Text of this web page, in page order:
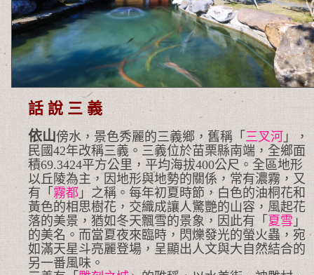
話 說 三 義
依山傍水，景色秀麗的三義鄉，舊稱「 三叉河 」，
民國42年改稱三義。三義位於苗栗縣南端，全鄉面
積69.3424平方公里，平均海拔400公尺。全區地形
以丘陵為主，因地形與地勢的關係，常有濃霧，又
有「 霧都 」之稱。每年初夏時節，白色的油桐花和
黃色的相思樹花，交織成讓人驚艷的山容，風起花
落的美景，猶如冬天飄雪的景象，因此有「 夏雪 」
的美名。而當夏夜來臨時，閃爍發光的螢火蟲，宛
如滿天星斗亮麗登場，呈顯出人文與大自然結合的
另一番風味。